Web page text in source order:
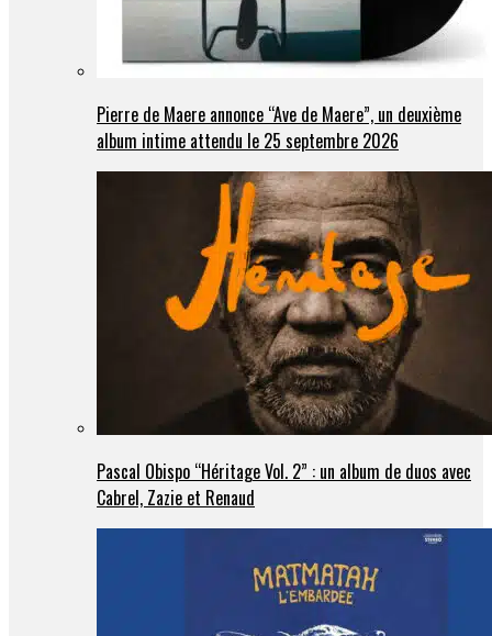
Pierre de Maere annonce “Ave de Maere”, un deuxième
album intime attendu le 25 septembre 2026
Pascal Obispo “Héritage Vol. 2” : un album de duos avec
Cabrel, Zazie et Renaud